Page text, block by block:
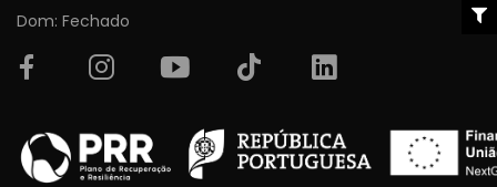
Dom: Fechado